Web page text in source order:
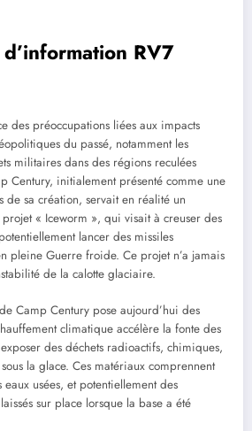
RV7
des préoccupations liées aux impacts
du passé, notamment les
militaires dans des régions reculées
Century, initialement présenté comme une
de sa création, servait en réalité un
« Iceworm », qui visait à creuser des
lancer des missiles
pleine Guerre froide. Ce projet n’a jamais
de la calotte glaciaire.
Camp Century pose aujourd’hui des
climatique accélère la fonte des
des déchets radioactifs, chimiques,
la glace. Ces matériaux comprennent
usées, et potentiellement des
sur place lorsque la base a été